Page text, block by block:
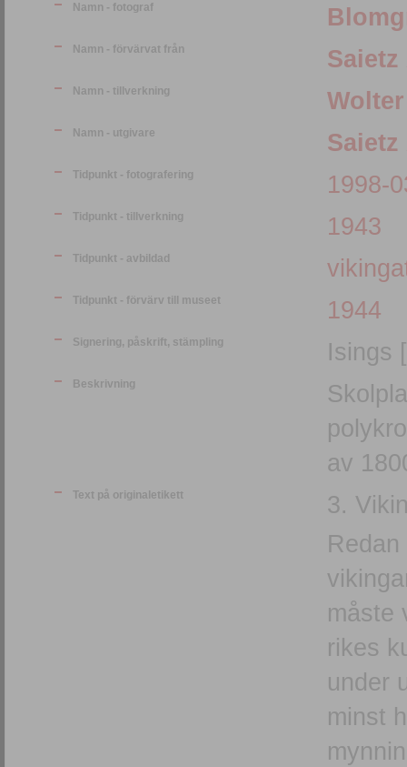
Namn - fotograf
Namn - förvärvat från
Namn - tillverkning Wolter
Namn - utgivare
Tidpunkt - fotografering 1998-
Tidpunkt - tillverkning 1943
Tidpunkt - avbildad
Tidpunkt - förvärv till museet 1944
Signering, påskrift, stämpling Isings
Beskrivning
av
Text på originaletikett
3.
måste
rikes
under
minst